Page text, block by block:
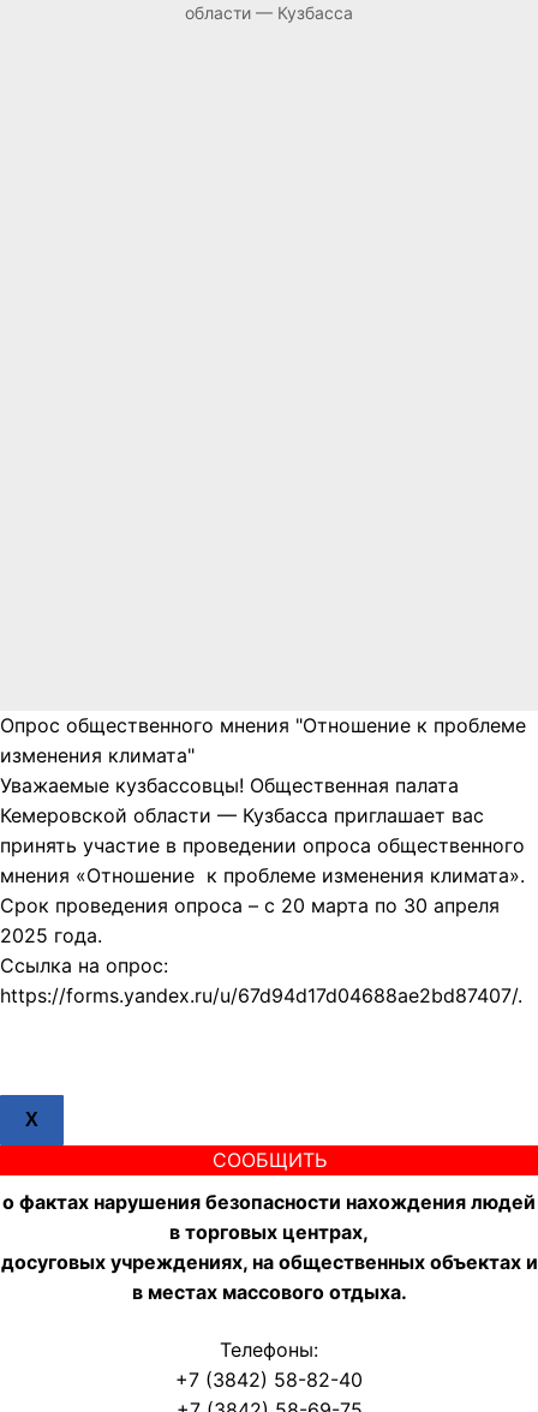
области — Кузбасса
Опрос общественного мнения "Отношение к проблеме
изменения климата"
Уважаемые кузбассовцы! Общественная палата
Кемеровской области — Кузбасса приглашает вас
принять участие в проведении опроса общественного
мнения «Отношение к проблеме изменения климата».
Срок проведения опроса – с 20 марта по 30 апреля
2025 года.
Ссылка на опрос:
https://forms.yandex.ru/u/67d94d17d04688ae2bd87407/.
X
СООБЩИТЬ
о фактах нарушения безопасности нахождения людей
в торговых центрах,
досуговых учреждениях, на общественных объектах и
в местах массового отдыха.
Телефоны:
+7 (3842) 58-82-40